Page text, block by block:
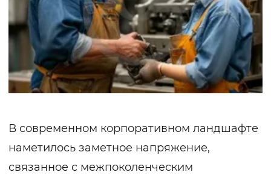
В современном корпоративном ландшафте
наметилось заметное напряжение,
связанное с межпоколенческим